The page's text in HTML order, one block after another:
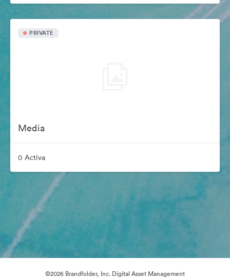
PRIVATE
Media
0 Activa
©2026 Brandfolder, Inc. Digital Asset Management